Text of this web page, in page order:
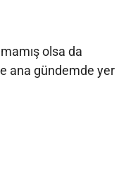
olsa da
ana gündemde yer